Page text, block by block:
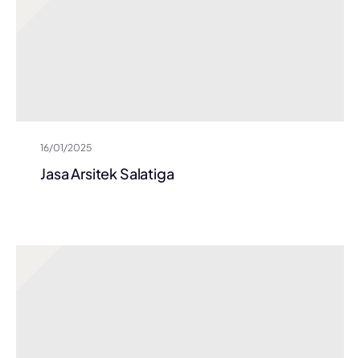
16/01/2025
Jasa Arsitek Salatiga